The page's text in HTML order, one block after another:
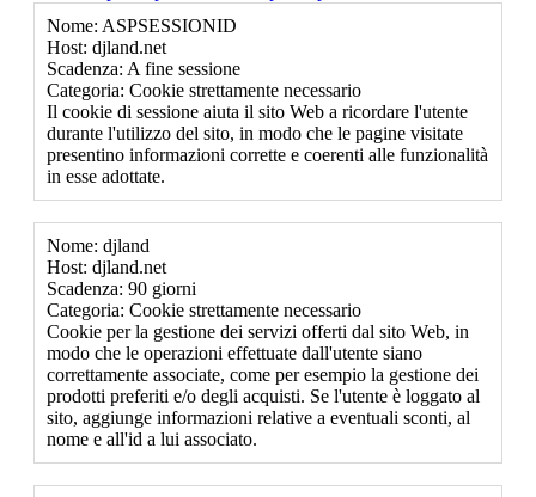
Nome: ASPSESSIONID
Host: djland.net
Scadenza: A fine sessione
Categoria: Cookie strettamente necessario
Il cookie di sessione aiuta il sito Web a ricordare l'utente
durante l'utilizzo del sito, in modo che le pagine visitate
presentino informazioni corrette e coerenti alle funzionalità
in esse adottate.
Nome: djland
Host: djland.net
Scadenza: 90 giorni
Categoria: Cookie strettamente necessario
Cookie per la gestione dei servizi offerti dal sito Web, in
modo che le operazioni effettuate dall'utente siano
correttamente associate, come per esempio la gestione dei
prodotti preferiti e/o degli acquisti. Se l'utente è loggato al
sito, aggiunge informazioni relative a eventuali sconti, al
nome e all'id a lui associato.